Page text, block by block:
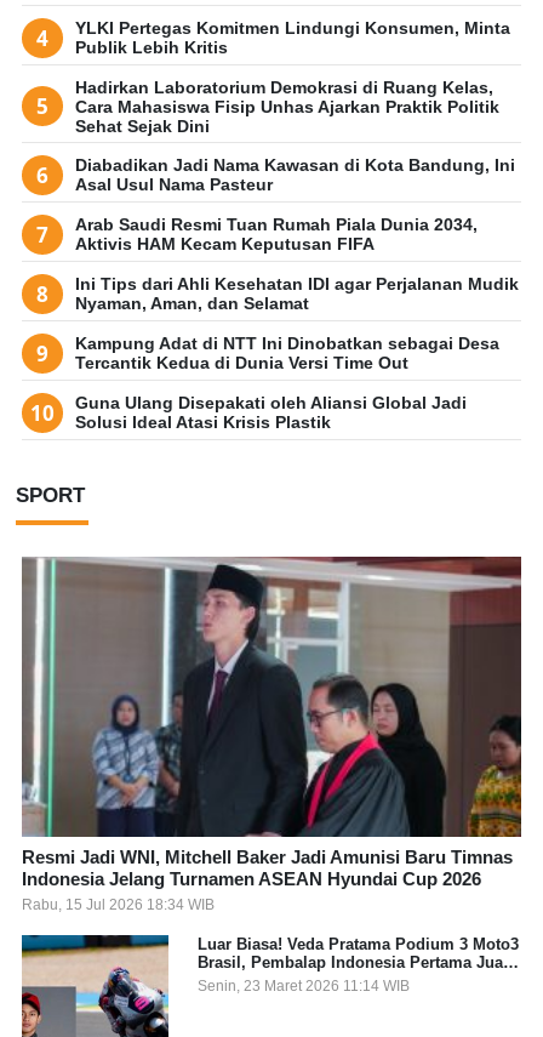
YLKI Pertegas Komitmen Lindungi Konsumen, Minta
Publik Lebih Kritis
Hadirkan Laboratorium Demokrasi di Ruang Kelas,
Cara Mahasiswa Fisip Unhas Ajarkan Praktik Politik
Sehat Sejak Dini
Diabadikan Jadi Nama Kawasan di Kota Bandung, Ini
Asal Usul Nama Pasteur
Arab Saudi Resmi Tuan Rumah Piala Dunia 2034,
Aktivis HAM Kecam Keputusan FIFA
Ini Tips dari Ahli Kesehatan IDI agar Perjalanan Mudik
Nyaman, Aman, dan Selamat
Kampung Adat di NTT Ini Dinobatkan sebagai Desa
Tercantik Kedua di Dunia Versi Time Out
Guna Ulang Disepakati oleh Aliansi Global Jadi
Solusi Ideal Atasi Krisis Plastik
SPORT
Resmi Jadi WNI, Mitchell Baker Jadi Amunisi Baru Timnas
Indonesia Jelang Turnamen ASEAN Hyundai Cup 2026
Rabu, 15 Jul 2026 18:34 WIB
Luar Biasa! Veda Pratama Podium 3 Moto3
Brasil, Pembalap Indonesia Pertama Juara
Grand Prix
Senin, 23 Maret 2026 11:14 WIB